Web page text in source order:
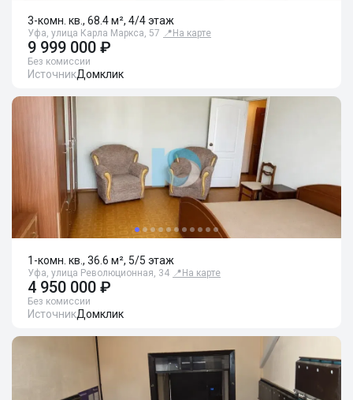
3-комн. кв., 68.4 м², 4/4 этаж
Уфа, улица Карла Маркса, 57 📍 На карте
9 999 000 ₽
Без комиссии
ИсточникДомклик
1-комн. кв., 36.6 м², 5/5 этаж
Уфа, улица Революционная, 34 📍 На карте
4 950 000 ₽
Без комиссии
ИсточникДомклик